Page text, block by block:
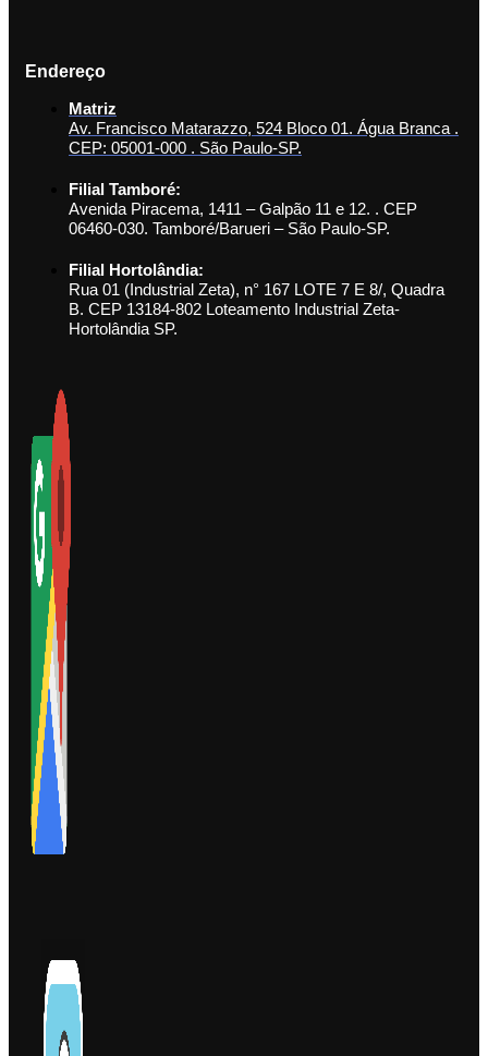
Endereço
Matriz
Av. Francisco Matarazzo, 524 Bloco 01. Água Branca .
CEP: 05001-000 . São Paulo-SP.
Filial Tamboré:
Avenida Piracema, 1411 – Galpão 11 e 12. . CEP
06460-030. Tamboré/Barueri – São Paulo-SP.
Filial Hortolândia:
Rua 01 (Industrial Zeta), n° 167 LOTE 7 E 8/, Quadra
B. CEP 13184-802 Loteamento Industrial Zeta-
Hortolândia SP.